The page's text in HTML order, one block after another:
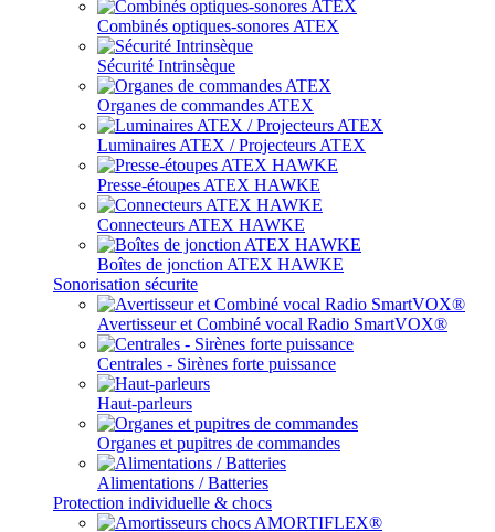
Combinés optiques-sonores ATEX
Sécurité Intrinsèque
Organes de commandes ATEX
Luminaires ATEX / Projecteurs ATEX
Presse-étoupes ATEX HAWKE
Connecteurs ATEX HAWKE
Boîtes de jonction ATEX HAWKE
Sonorisation sécurite
Avertisseur et Combiné vocal Radio SmartVOX®
Centrales - Sirènes forte puissance
Haut-parleurs
Organes et pupitres de commandes
Alimentations / Batteries
Protection individuelle & chocs